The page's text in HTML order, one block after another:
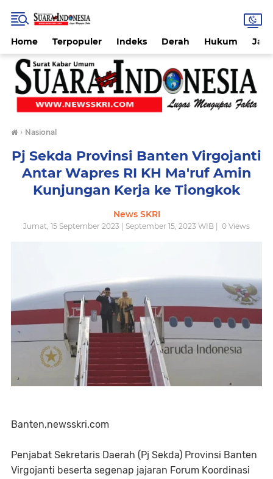
Home Terpopuler Indeks Derah Hukum
› Nasional
Pj Sekda Provinsi Banten Virgojanti
Antar Wapres RI KH Ma'ruf Amin
Kunjungan Kerja ke Tiongkok
News SKRI
Jumat, 15 September 2023 | September 15, 2023 WIB | 0 Views
Banten,newsskri.com
Penjabat Sekretaris Daerah (Pj Sekda) Provinsi Banten
Virgojanti beserta segenap jajaran Forum Koordinasi